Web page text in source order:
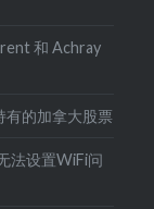
和 Achray
有的加拿大股票
法设置WiFi问